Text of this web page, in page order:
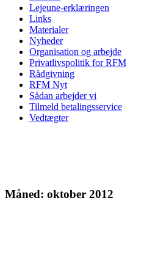
Lejeune-erklæringen
Links
Materialer
Nyheder
Organisation og arbejde
Privatlivspolitik for RFM
Rådgivning
RFM Nyt
Sådan arbejder vi
Tilmeld betalingsservice
Vedtægter
Måned: oktober 2012